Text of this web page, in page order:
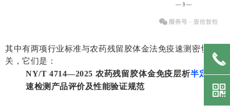
其中有两项行业标准与农药残留胶体金法免疫速测密切相
关，它们是：
NY/T 4714—2025 农药残留胶体金免疫层析半定量快
速检测产品评价及性能验证规范
끅
낃